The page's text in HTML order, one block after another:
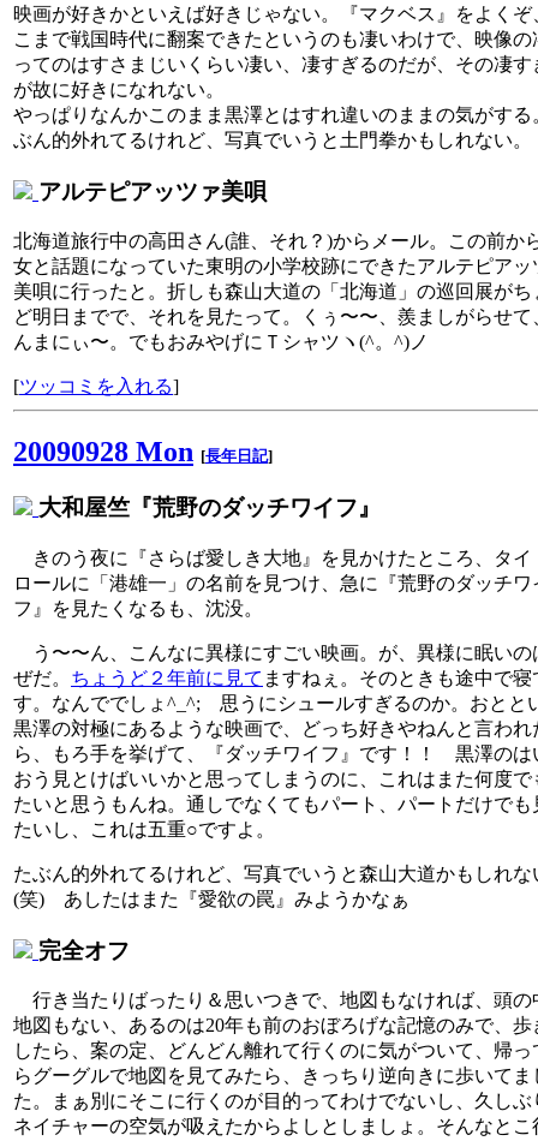
映画が好きかといえば好きじゃない。『マクベス』をよくぞ
こまで戦国時代に翻案できたというのも凄いわけで、映像の
ってのはすさまじいくらい凄い、凄すぎるのだが、その凄す
が故に好きになれない。
やっぱりなんかこのまま黒澤とはすれ違いのままの気がする
ぶん的外れてるけれど、写真でいうと土門拳かもしれない。
アルテピアッツァ美唄
北海道旅行中の高田さん(誰、それ？)からメール。この前か
女と話題になっていた東明の小学校跡にできたアルテピアッ
美唄に行ったと。折しも森山大道の「北海道」の巡回展がち
ど明日までで、それを見たって。くぅ〜〜、羨ましがらせて
んまにぃ〜。でもおみやげにＴシャツヽ(^。^)ノ
[ツッコミを入れる]
20090928 Mon [長年日記]
大和屋竺『荒野のダッチワイフ』
きのう夜に『さらば愛しき大地』を見かけたところ、タイ
ロールに「港雄一」の名前を見つけ、急に『荒野のダッチワ
フ』を見たくなるも、沈没。
う〜〜ん、こんなに異様にすごい映画。が、異様に眠いの
ぜだ。 ちょうど２年前に見て ますねぇ。そのときも途中で寝
す。なんででしょ^_^; 思うにシュールすぎるのか。おとと
黒澤の対極にあるような映画で、どっち好きやねんと言われ
ら、もろ手を挙げて、『ダッチワイフ』です！！ 黒澤のは
おう見とけばいいかと思ってしまうのに、これはまた何度で
たいと思うもんね。通しでなくてもパート、パートだけでも
たいし、これは五重○ですよ。
たぶん的外れてるけれど、写真でいうと森山大道かもしれな
(笑) あしたはまた『愛欲の罠』みようかなぁ
完全オフ
行き当たりばったり＆思いつきで、地図もなければ、頭の
地図もない、あるのは20年も前のおぼろげな記憶のみで、歩
したら、案の定、どんどん離れて行くのに気がついて、帰っ
らグーグルで地図を見てみたら、きっちり逆向きに歩いてま
た。まぁ別にそこに行くのが目的ってわけでないし、久しぶ
ネイチャーの空気が吸えたからよしとしましょ。そんなとこ